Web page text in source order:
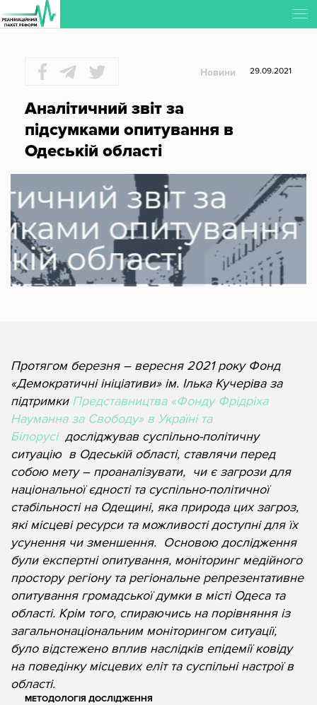
Регіональна Співпраця РПР
Новини 29.09.2021
Аналітичний звіт за
підсумками опитування в
Одеській області
Протягом березня – вересня 2021 року Фонд
«Демократичні ініціативи» ім. Ілька Кучеріва за
підтримки Представництва «Фонду Фрідріха
Науманна за Свободу» в Україні та
Білорусідосліджував суспільно-політичну
ситуацію в Одеській області, ставлячи перед
собою мету – проаналізувати, чи є загрози для
національної єдності та суспільно-політичної
стабільності на Одещині, яка природа цих загроз,
які місцеві ресурси та можливості доступні для їх
усунення чи зменшення. Основою дослідження
були експертні опитування, моніторинг медійного
простору регіону та регіональне репрезентативне
опитування громадської думки в місті Одеса та
області. Крім того, спираючись на порівняння із
загальнонаціональним моніторингом ситуації,
було відстежено вплив наслідків епідемії ковіду
на поведінку місцевих еліт та суспільні настрої в
області.
МЕТОДОЛОГІЯ ДОСЛІДЖЕННЯ